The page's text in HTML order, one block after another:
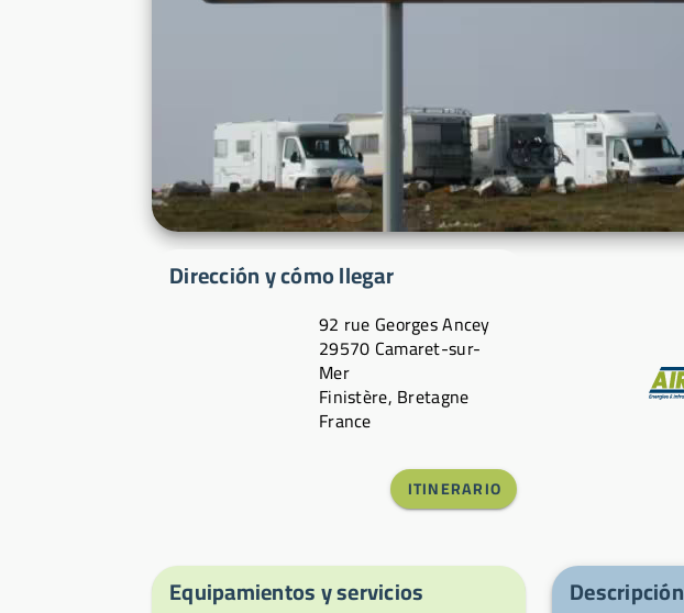
Dirección y cómo llegar
92 rue Georges Ancey
29570 Camaret-sur-
Mer
Finistère, Bretagne
France
ITINERARIO
Fabricante
Equipamientos y servicios Descripción